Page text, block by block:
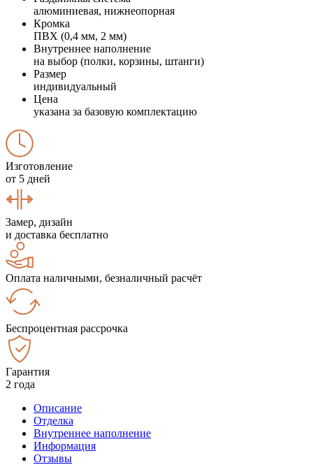
алюминиевая, нижнеопорная
Кромка
ПВХ (0,4 мм, 2 мм)
Внутреннее наполнение
на выбор (полки, корзины, штанги)
Размер
индивидуальный
Цена
указана за базовую комплектацию
Изготовление
от 5 дней
Замер, дизайн
и доставка бесплатно
Оплата наличными, безналичный расчёт
Беспроцентная рассрочка
Гарантия
2 года
Описание
Отделка
Внутреннее наполнение
Информация
Отзывы